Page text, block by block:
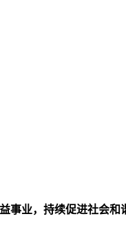
事业，持续促进社会和